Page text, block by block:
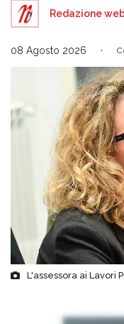
Redazione
08 Agosto 2026
L'assessora ai Lavori